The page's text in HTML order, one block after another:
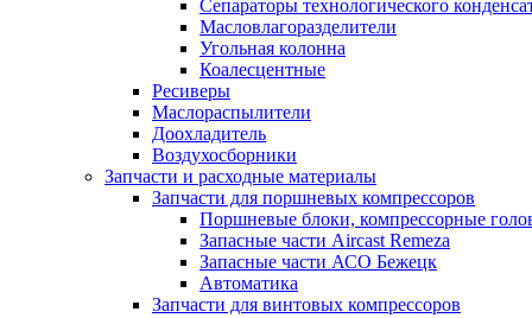
Сепараторы технологического
Масловлагоразделители
Угольная колонна
Коалесцентные
Ресиверы
Маслораспылители
Доохладитель
Воздухосборники
Запчасти и расходные материалы
Запчасти для поршневых компрессоров
Поршневые блоки, компрессорные
Запасные части Aircast Remeza
Запасные части АСО Бежецк
Автоматика
Запчасти для винтовых компрессоров